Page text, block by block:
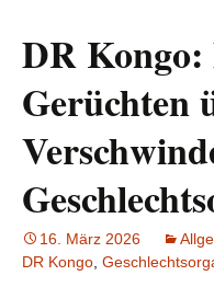
DR Kongo:
Gerüchten
16. März 2026
DR Kongo